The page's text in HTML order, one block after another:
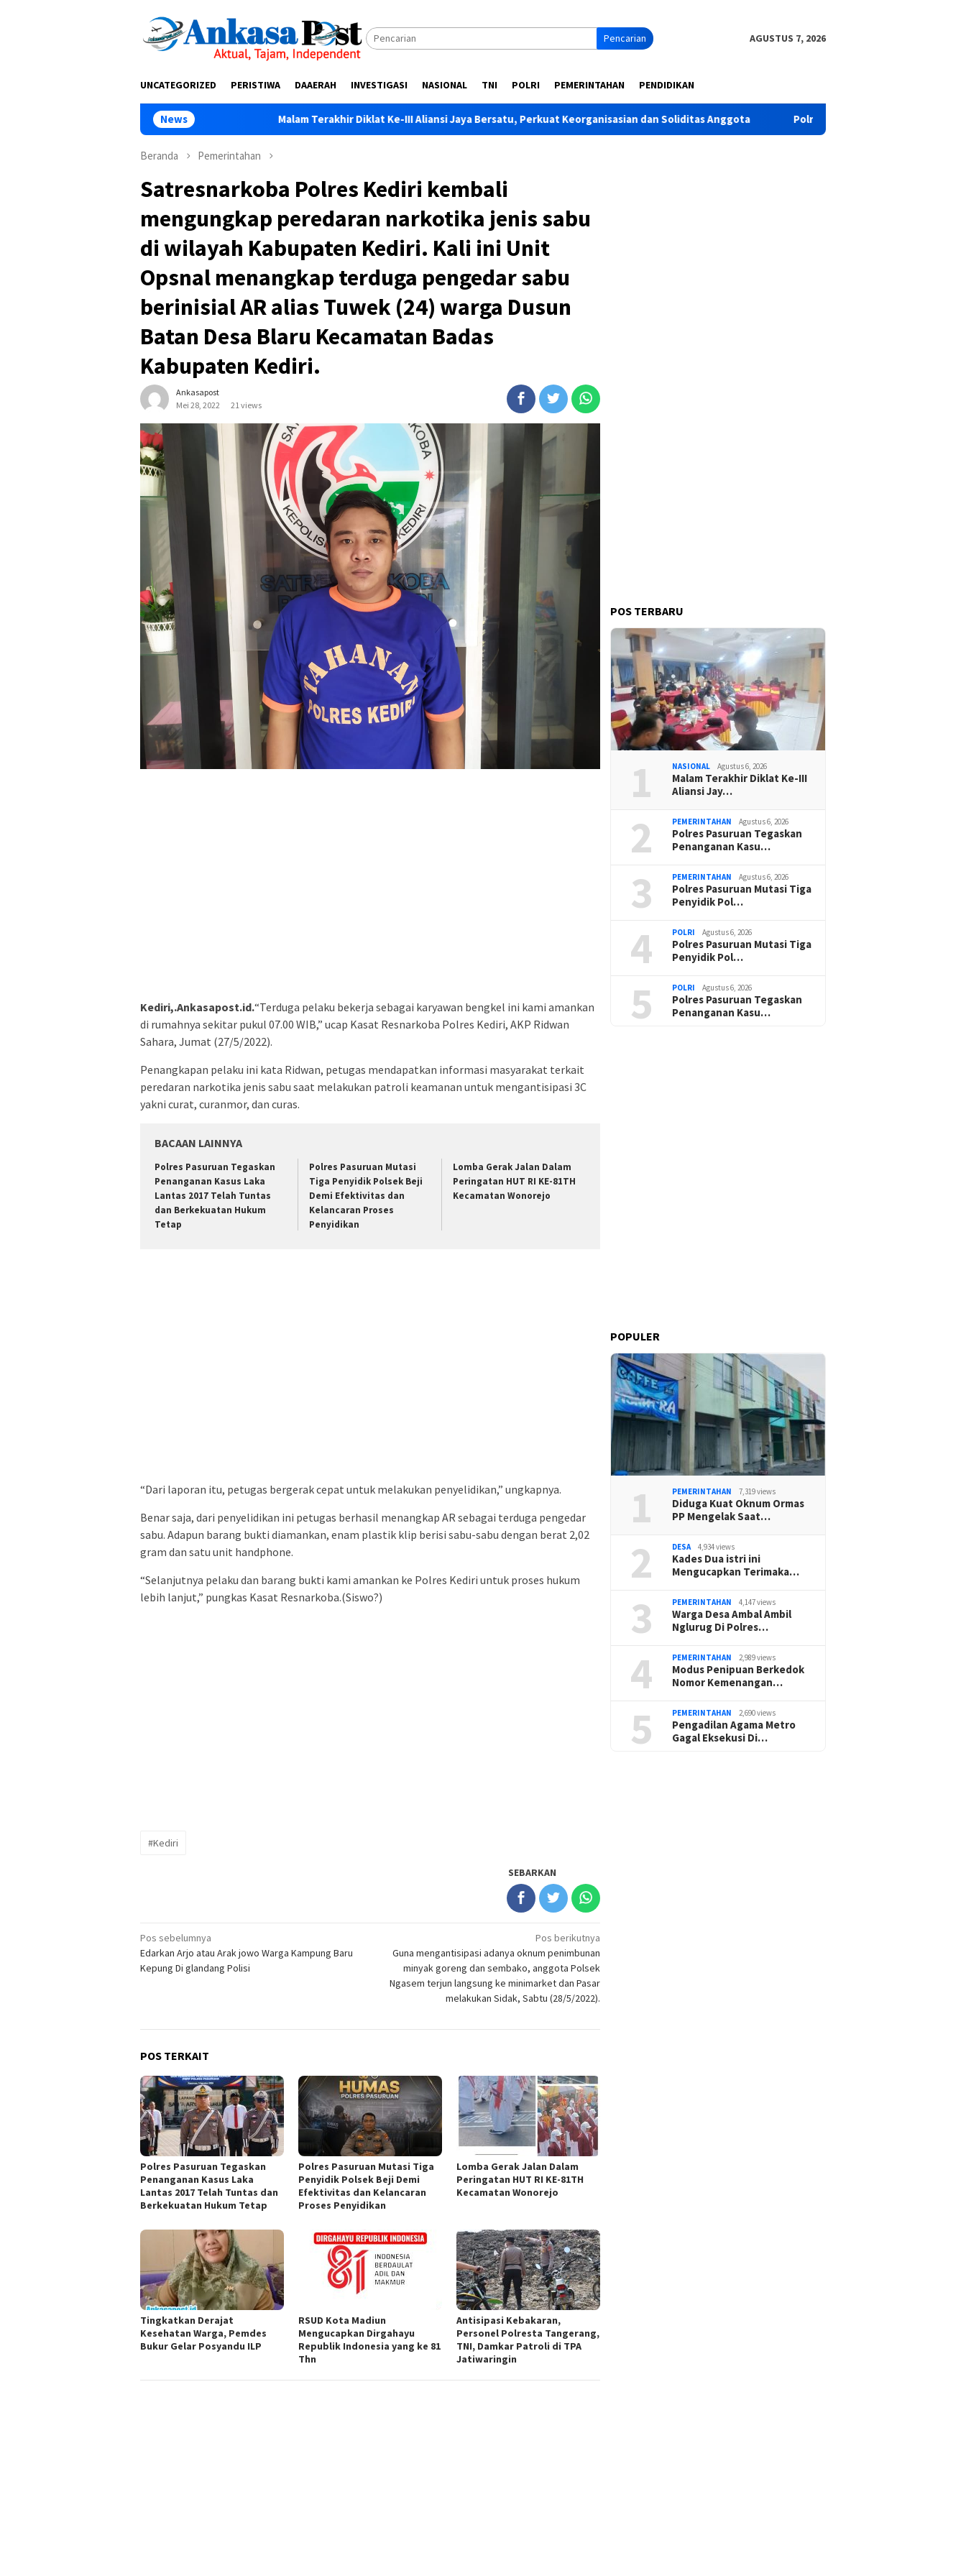
Pencarian AGUSTUS 7, 2026
UNCATEGORIZED PERISTIWA DAAERAH INVESTIGASI NASIONAL TNI POLRI PEMERINTAHAN PENDIDIKAN
NewsMalam Terakhir Diklat Ke-III Aliansi Jaya Bersatu, Perkuat Keorganisasian dan Soliditas Anggota Polres Pasuruan Tegaskan Penanganan Kasus Laka
Beranda Pemerintahan
Satresnarkoba Polres Kediri kembali
mengungkap peredaran narkotika jenis sabu
di wilayah Kabupaten Kediri. Kali ini Unit
Opsnal menangkap terduga pengedar sabu
berinisial AR alias Tuwek (24) warga Dusun
Batan Desa Blaru Kecamatan Badas
Kabupaten Kediri.
Ankasapost
Mei 28, 2022
21 views
Kediri,.Ankasapost.id.“Terduga pelaku bekerja sebagai karyawan bengkel ini kami amankan
di rumahnya sekitar pukul 07.00 WIB,” ucap Kasat Resnarkoba Polres Kediri, AKP Ridwan
Sahara, Jumat (27/5/2022).
Penangkapan pelaku ini kata Ridwan, petugas mendapatkan informasi masyarakat terkait
peredaran narkotika jenis sabu saat melakukan patroli keamanan untuk mengantisipasi 3C
yakni curat, curanmor, dan curas.
BACAAN LAINNYA
Polres Pasuruan Tegaskan
Penanganan Kasus Laka
Lantas 2017 Telah Tuntas
dan Berkekuatan Hukum
Tetap
Polres Pasuruan Mutasi
Tiga Penyidik Polsek Beji
Demi Efektivitas dan
Kelancaran Proses
Penyidikan
Lomba Gerak Jalan Dalam
Peringatan HUT RI KE-81TH
Kecamatan Wonorejo
“Dari laporan itu, petugas bergerak cepat untuk melakukan penyelidikan,” ungkapnya.
Benar saja, dari penyelidikan ini petugas berhasil menangkap AR sebagai terduga pengedar
sabu. Adapun barang bukti diamankan, enam plastik klip berisi sabu-sabu dengan berat 2,02
gram dan satu unit handphone.
“Selanjutnya pelaku dan barang bukti kami amankan ke Polres Kediri untuk proses hukum
lebih lanjut,” pungkas Kasat Resnarkoba.(Siswo?)
#Kediri
SEBARKAN
Navigasi
pos
Pos sebelumnya
Edarkan Arjo atau Arak jowo Warga Kampung Baru
Kepung Di glandang Polisi
Pos berikutnya
Guna mengantisipasi adanya oknum penimbunan
minyak goreng dan sembako, anggota Polsek
Ngasem terjun langsung ke minimarket dan Pasar
melakukan Sidak, Sabtu (28/5/2022).
POS TERKAIT
Polres Pasuruan Tegaskan
Penanganan Kasus Laka
Lantas 2017 Telah Tuntas dan
Berkekuatan Hukum Tetap
Polres Pasuruan Mutasi Tiga
Penyidik Polsek Beji Demi
Efektivitas dan Kelancaran
Proses Penyidikan
Lomba Gerak Jalan Dalam
Peringatan HUT RI KE-81TH
Kecamatan Wonorejo
Tingkatkan Derajat
Kesehatan Warga, Pemdes
Bukur Gelar Posyandu ILP
RSUD Kota Madiun
Mengucapkan Dirgahayu
Republik Indonesia yang ke 81
Thn
Antisipasi Kebakaran,
Personel Polresta Tangerang,
TNI, Damkar Patroli di TPA
Jatiwaringin
POS TERBARU
1 NASIONAL Agustus 6, 2026
Malam Terakhir Diklat Ke-III
Aliansi Jay…
2 PEMERINTAHAN Agustus 6, 2026
Polres Pasuruan Tegaskan
Penanganan Kasu…
3 PEMERINTAHAN Agustus 6, 2026
Polres Pasuruan Mutasi Tiga
Penyidik Pol…
4 POLRI Agustus 6, 2026
Polres Pasuruan Mutasi Tiga
Penyidik Pol…
5 POLRI Agustus 6, 2026
Polres Pasuruan Tegaskan
Penanganan Kasu…
POPULER
1 PEMERINTAHAN 7,319 views
Diduga Kuat Oknum Ormas
PP Mengelak Saat…
2 DESA 4,934 views
Kades Dua istri ini
Mengucapkan Terimaka…
3 PEMERINTAHAN 4,147 views
Warga Desa Ambal Ambil
Nglurug Di Polres…
4 PEMERINTAHAN 2,989 views
Modus Penipuan Berkedok
Nomor Kemenangan…
5 PEMERINTAHAN 2,690 views
Pengadilan Agama Metro
Gagal Eksekusi Di…